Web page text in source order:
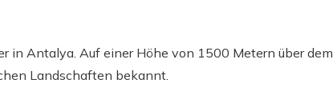
in Antalya. Auf einer Höhe von 1500 Metern über dem
Landschaften bekannt.